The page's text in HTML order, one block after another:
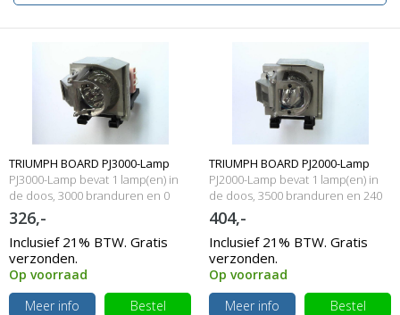
TRIUMPH BOARD PJ3000-Lamp
Originele lampmodule
PJ3000-Lamp bevat 1 lamp(en) in
de doos, 3000 branduren en 0
Watt
326,-
Inclusief 21% BTW. Gratis
verzonden.
Op voorraad
Meer info
Bestel
TRIUMPH BOARD PJ2000-Lamp
Originele lampmodule
PJ2000-Lamp bevat 1 lamp(en) in
de doos, 3500 branduren en 240
Watt
404,-
Inclusief 21% BTW. Gratis
verzonden.
Op voorraad
Meer info
Bestel